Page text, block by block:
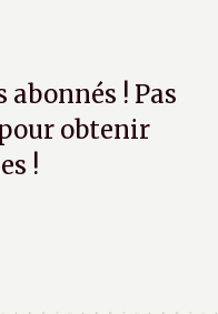
! Pas
obtenir
!